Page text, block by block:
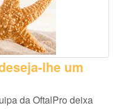
lhe um
da OftalPro deixa